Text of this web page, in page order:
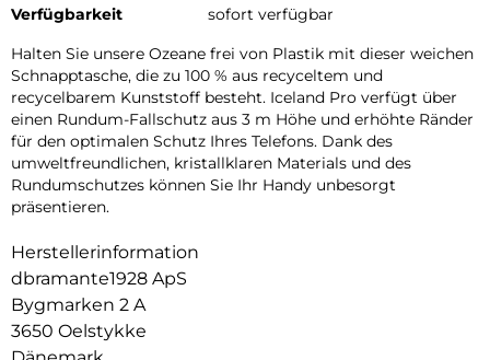
Verfügbarkeit
sofort verfügbar
Halten Sie unsere Ozeane frei von Plastik mit dieser weichen
Schnapptasche, die zu 100 % aus recyceltem und
recycelbarem Kunststoff besteht. Iceland Pro verfügt über
einen Rundum-Fallschutz aus 3 m Höhe und erhöhte Ränder
für den optimalen Schutz Ihres Telefons. Dank des
umweltfreundlichen, kristallklaren Materials und des
Rundumschutzes können Sie Ihr Handy unbesorgt
präsentieren.
Herstellerinformation
dbramante1928 ApS
Bygmarken 2 A
3650 Oelstykke